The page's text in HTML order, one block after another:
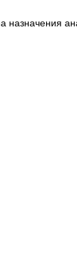
назначения